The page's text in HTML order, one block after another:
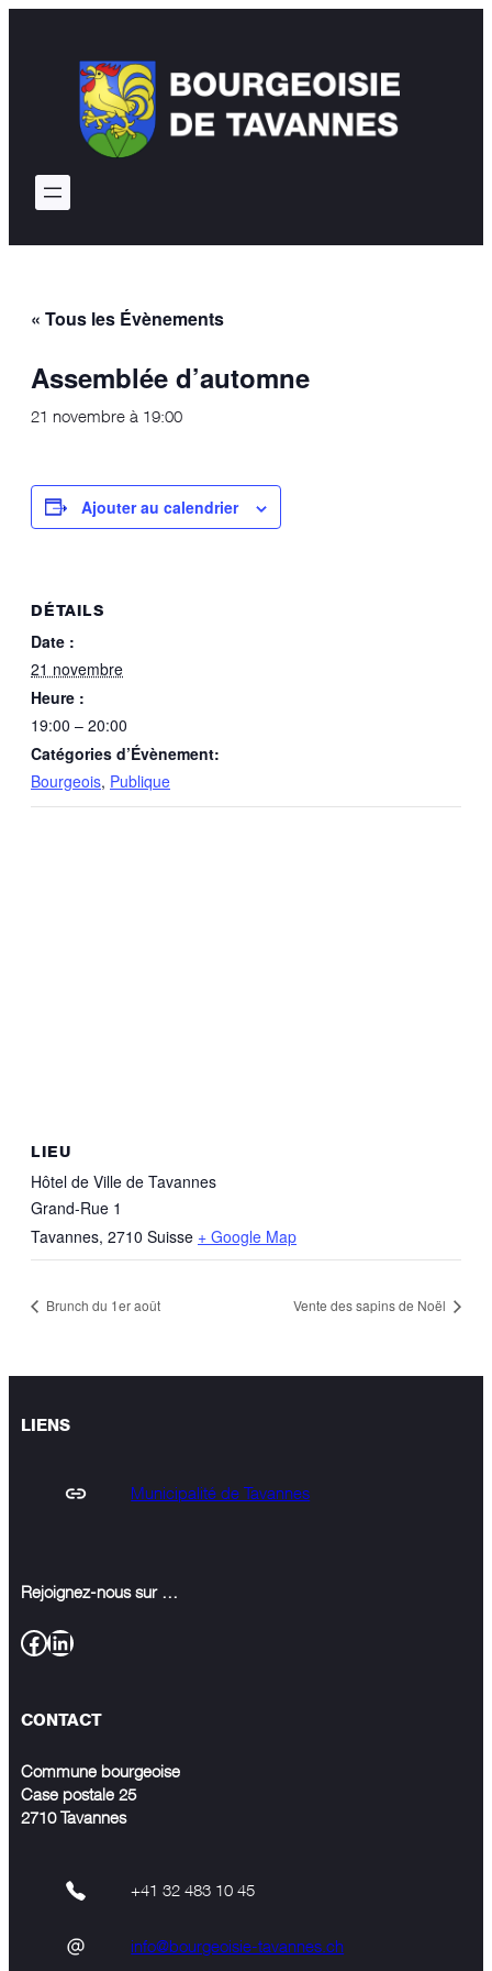
« Tous les Évènements
Assemblée d’automne
21 novembre à 19:00
Ajouter au calendrier
DÉTAILS
Date :
21 novembre
Heure :
19:00 – 20:00
Catégories d’Évènement:
Bourgeois, Publique
LIEU
Hôtel de Ville de Tavannes
Grand-Rue 1
Tavannes, 2710 Suisse + Google Map
Brunch du 1er août Vente des sapins de Noël
LIENS
Municipalité de Tavannes
Rejoignez-nous sur …
Facebook LinkedIn
CONTACT
Commune bourgeoise
Case postale 25
2710 Tavannes
+41 32 483 10 45
info@bourgeoisie-tavannes.ch